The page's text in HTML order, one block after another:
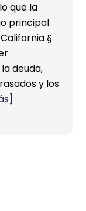
que la
principal
§
deuda,
y los